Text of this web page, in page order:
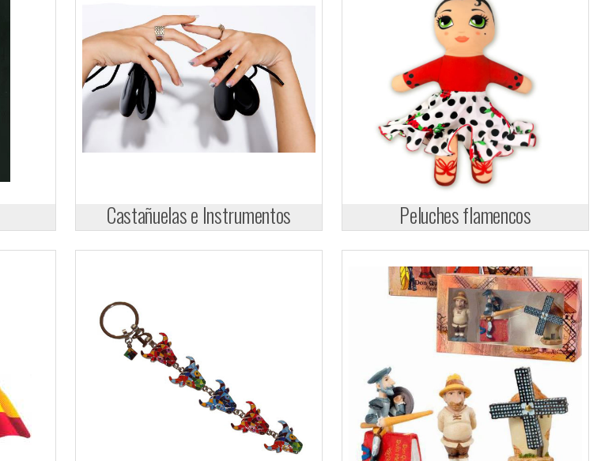
Castañuelas e Instrumentos Peluches flamencos